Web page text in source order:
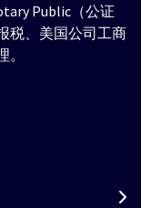
Public（公证
税、美国公司工商